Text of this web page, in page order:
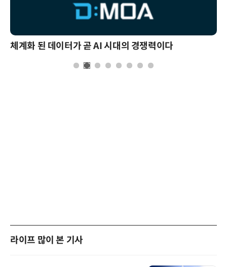
체계화 된 데이터가 곧 AI 시대의 경쟁력이다
라이프 많이 본 기사